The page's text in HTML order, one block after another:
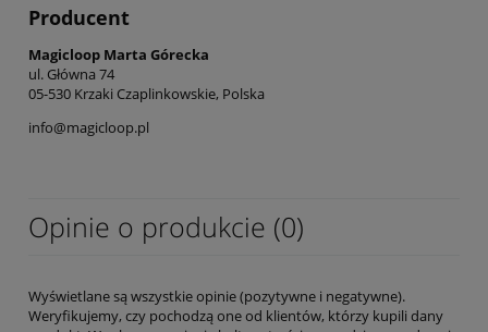
Producent
Magicloop Marta Górecka
ul. Główna 74
05-530 Krzaki Czaplinkowskie, Polska
info@magicloop.pl
Opinie o produkcie (0)
Wyświetlane są wszystkie opinie (pozytywne i negatywne).
Weryfikujemy, czy pochodzą one od klientów, którzy kupili dany